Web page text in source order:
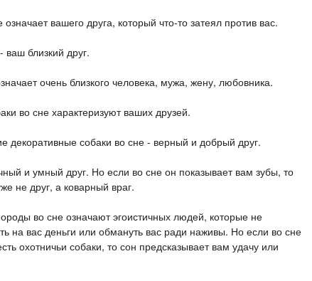
вашего друга, который что-то затеял против вас.
ваш близкий друг.
очень близкого человека, мужа, жену, любовника.
во сне характеризуют ваших друзей.
декоративные собаки во сне - верный и добрый друг.
и умный друг. Но если во сне он показывает вам зубы, то
не друг, а коварный враг.
во сне означают эгоистичных людей, которые не
на вас деньги или обмануть вас ради наживы. Но если во сне
охотничьи собаки, то сон предсказывает вам удачу или